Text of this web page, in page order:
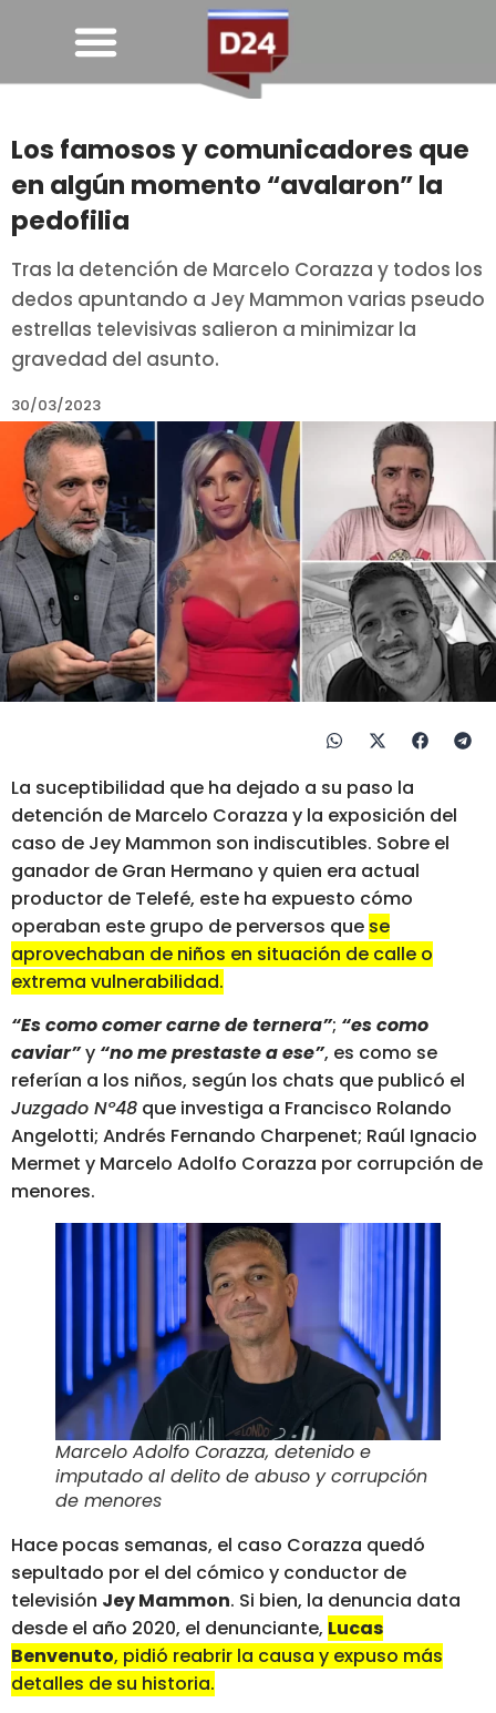
Los famosos y comunicadores que
en algún momento “avalaron” la
pedofilia
Tras la detención de Marcelo Corazza y todos los
dedos apuntando a Jey Mammon varias pseudo
estrellas televisivas salieron a minimizar la
gravedad del asunto.
30/03/2023
La suceptibilidad que ha dejado a su paso la
detención de Marcelo Corazza y la exposición del
caso de Jey Mammon son indiscutibles. Sobre el
ganador de Gran Hermano y quien era actual
productor de Telefé, este ha expuesto cómo
operaban este grupo de perversos que se
aprovechaban de niños en situación de calle o
extrema vulnerabilidad.
“Es como comer carne de ternera”; “es como
caviar”y “no me prestaste a ese”, es como se
referían a los niños, según los chats que publicó el
Juzgado Nº48 que investiga a Francisco Rolando
Angelotti; Andrés Fernando Charpenet; Raúl Ignacio
Mermet y Marcelo Adolfo Corazza por corrupción de
menores.
Marcelo Adolfo Corazza, detenido e
imputado al delito de abuso y corrupción
de menores
Hace pocas semanas, el caso Corazza quedó
sepultado por el del cómico y conductor de
televisión Jey Mammon. Si bien, la denuncia data
desde el año 2020, el denunciante, Lucas
Benvenuto, pidió reabrir la causa y expuso más
detalles de su historia.